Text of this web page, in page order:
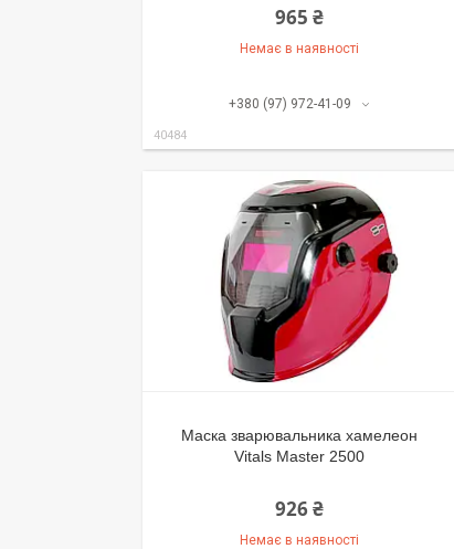
965 ₴
Немає в наявності
+380 (97) 972-41-09
40484
Маска зварювальника хамелеон
Vitals Master 2500
926 ₴
Немає в наявності